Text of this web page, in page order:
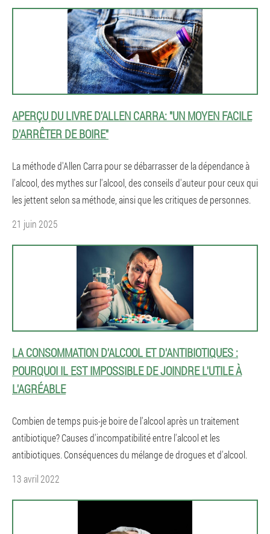
APERÇU DU LIVRE D'ALLEN CARRA: "UN MOYEN FACILE
D'ARRÊTER DE BOIRE"
La méthode d'Allen Carra pour se débarrasser de la dépendance à
l'alcool, des mythes sur l'alcool, des conseils d'auteur pour ceux qui
les jettent selon sa méthode, ainsi que les critiques de personnes.
21 juin 2025
LA CONSOMMATION D'ALCOOL ET D'ANTIBIOTIQUES :
POURQUOI IL EST IMPOSSIBLE DE JOINDRE L'UTILE À
L'AGRÉABLE
Combien de temps puis-je boire de l'alcool après un traitement
antibiotique? Causes d'incompatibilité entre l'alcool et les
antibiotiques. Conséquences du mélange de drogues et d'alcool.
13 avril 2022